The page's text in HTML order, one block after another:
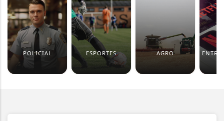
POLICIAL ESPORTES AGRO